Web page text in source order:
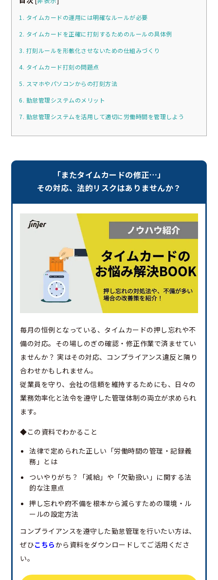
1. タイムカードの運用には明確なルールが必要
2. タイムカードを正確に打刻するためのルールの具体例
3. 打刻ルールを形骸化させないための仕組みづくり
4. タイムカード打刻の問題点
5. スマホやパソコンからの打刻方法
6. 勤怠管理システムのメリット
7. 勤怠管理システムを活用して適切に労働時間を管理しよう
「またタイムカードの修正…」
その対応、法的リスクはありませんか？
毎月の恒例となっている、タイムカードの押し忘れや不
備の対応。その場しのぎの確認・修正作業で済ませてい
ませんか？ 実はその対応、コンプライアンス違反と隣り
合わせかもしれません。
従業員を守り、会社の信頼を維持するためにも、日々の
業務効率化と法令を遵守した管理体制の両立が求められ
ます。
◆この資料でわかること
法律で定められた正しい「労働時間の管理・記録義
務」とは
ついやりがち？「減給」や「欠勤扱い」に関する法
的な注意点
押し忘れや府不備を根本から減らすための環境・ル
ールの設定方法
コンプライアンスを遵守した勤怠管理を行いたい方は、
ぜひこちらから資料をダウンロードしてご活用くださ
い。